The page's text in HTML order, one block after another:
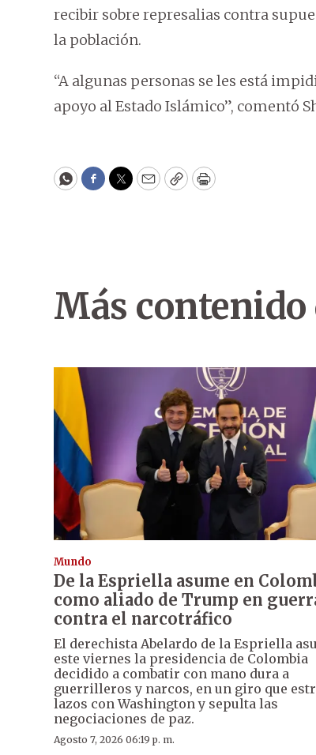
recibir sobre represalias contra
la población.
“A algunas personas se les está
apoyo al Estado Islámico”, comentó
WhatsApp
Facebook
Twitter
EmailCopyPrint
Más contenido
Mundo
De la Espriella asume en
como aliado de Trump en
contra el narcotráfico
El derechista Abelardo de la Espriella
este viernes la presidencia de Colombia
decidido a combatir con mano dura a
guerrilleros y narcos, en un giro que
lazos con Washington y sepulta las
negociaciones de paz.
Agosto 7, 2026 06:19 p. m.